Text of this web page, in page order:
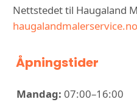
Nettstedet til Haugaland
haugalandmalerservice.no
Åpningstider
Mandag: 07:00–16:00